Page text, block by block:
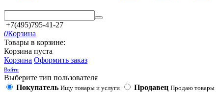
+7(495)795-41-27
0Корзина
Товары в корзине:
Корзина пуста
Корзина Оформить заказ
Войти
Выберите тип пользователя
Покупатель Ищу товары и услуги Продавец Продаю товары